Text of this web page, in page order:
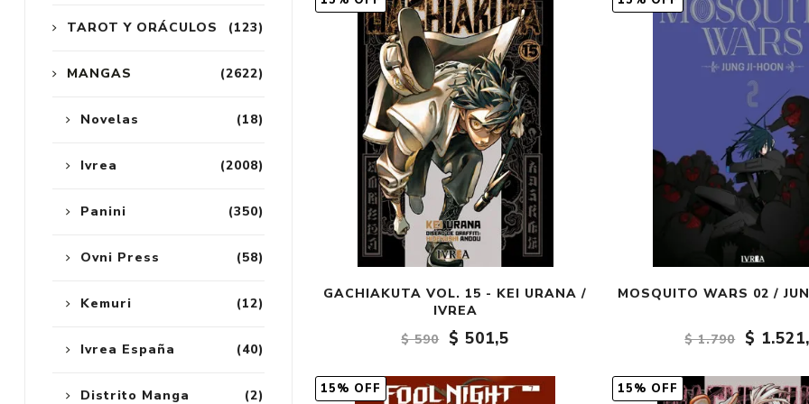
Fantasía
Fantasía oscura
GACHIAKUTA VOL. 15 - KEI URANA /
IVREA
$ 590
$ 501,5
MOSQUITO WARS 02 /
$ 1.790 $
15% OFF 15% OFF
(123)
TAROT Y ORÁCULOS
(2622)
MANGAS
(18)
Novelas
(2008)
Ivrea
(350)
Panini
(58)
Ovni Press
(12)
Kemuri
(40)
Ivrea España
(2)
Distrito Manga